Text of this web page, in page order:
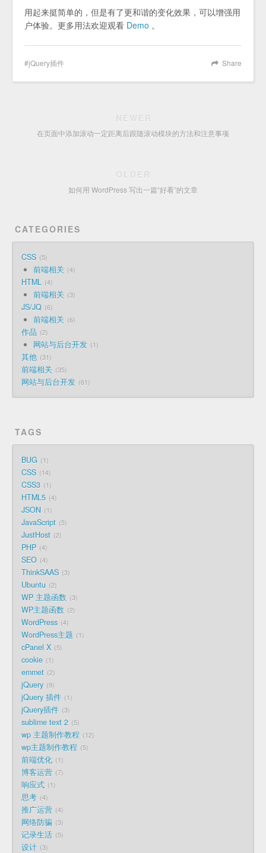
用起来挺简单的，但是有了更和谐的变化效果，可以增强用
户体验。更多用法欢迎观看 Demo 。
Share
jQuery插件
NEWER
在页面中添加滚动一定距离后跟随滚动模块的方法和注意事项
OLDER
如何用 WordPress 写出一篇“好看”的文章
CATEGORIES
CSS 5
前端相关 4
HTML 4
前端相关 3
JS/JQ 6
前端相关 6
作品 2
网站与后台开发 1
其他 31
前端相关 35
网站与后台开发 61
TAGS
BUG 1
CSS 14
CSS3 1
HTML5 4
JSON 1
JavaScript 5
JustHost 2
PHP 4
SEO 4
ThinkSAAS 3
Ubuntu 2
WP 主题函数 3
WP主题函数 2
WordPress 4
WordPress主题 1
cPanel X 5
cookie 1
emmet 2
jQuery 9
jQuery 插件 1
jQuery插件 3
sublime text 2 5
wp 主题制作教程 12
wp主题制作教程 5
前端优化 1
博客运营 7
响应式 1
思考 4
推广运营 4
网络防骗 3
记录生活 5
设计 3